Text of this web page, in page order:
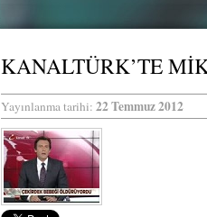
KANALTÜRK’TE
Yayınlanma tarihi: 22 Temmuz 2012